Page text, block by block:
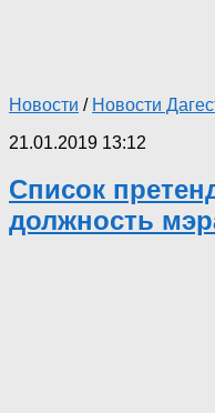
Новости / Новости
21.01.2019 13:12
Список
должность